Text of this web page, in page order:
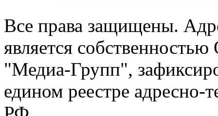
Все права защищены.
является
"Медиа-Групп",
едином реестре адресно-